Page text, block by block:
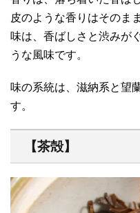
皮のような香りはそのま
味は、香ばしさと渋みが
うな風味です。
味の系統は、滋納系と望
す。
【茶殻】